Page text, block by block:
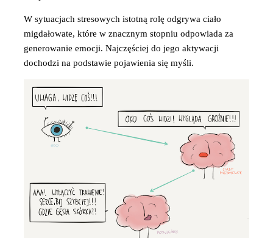
W sytuacjach stresowych istotną rolę odgrywa ciało
migdałowate, które w znacznym stopniu odpowiada za
generowanie emocji. Najczęściej do jego aktywacji
dochodzi na podstawie pojawienia się myśli.